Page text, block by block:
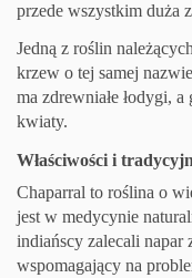
przede wszystkim duża
Jedną z roślin
krzew o tej samej
ma zdrewniałe łodygi,
kwiaty.
Właściwości i
Chaparral to roślina o
jest w medycynie
indiańscy zalecali napar
wspomagający na